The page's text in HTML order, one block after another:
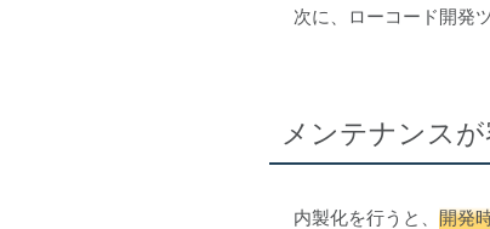
次に、ローコード開発
メンテナンスが
内製化を行うと、 開発